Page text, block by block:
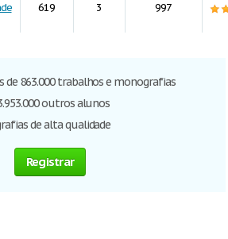
619 3 997
de 863.000 trabalhos e monografias
outros alunos
de alta qualidade
Registrar